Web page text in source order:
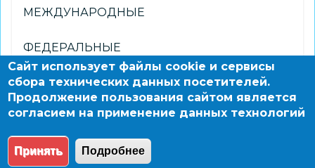
МЕЖДУНАРОДНЫЕ
ФЕДЕРАЛЬНЫЕ
РЕГИОНАЛЬНЫЕ
ГОРОДСКИЕ
Сайт использует файлы cookie и сервисы
сбора технических данных посетителей.
Продолжение пользования сайтом является
согласием на применение данных технологий
Принять Подробнее